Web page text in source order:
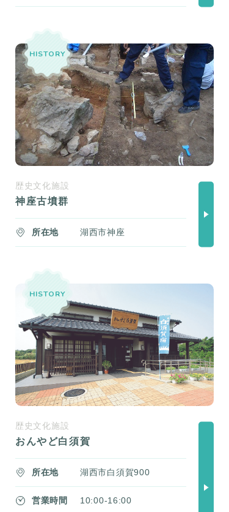
HISTORY
歴史文化施設
神座古墳群
所在地 湖西市神座
HISTORY
歴史文化施設
おんやど白須賀
所在地 湖西市白須賀900
営業時間 10:00-16:00